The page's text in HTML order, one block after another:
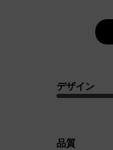
デザイン
品質